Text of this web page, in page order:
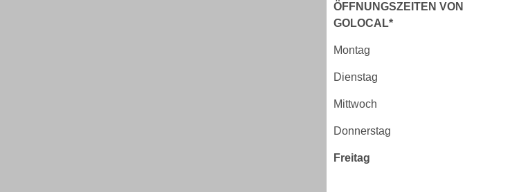
ÖFFNUNGSZEITEN VON
GOLOCAL*
Montag
Dienstag
Mittwoch
Donnerstag
Freitag